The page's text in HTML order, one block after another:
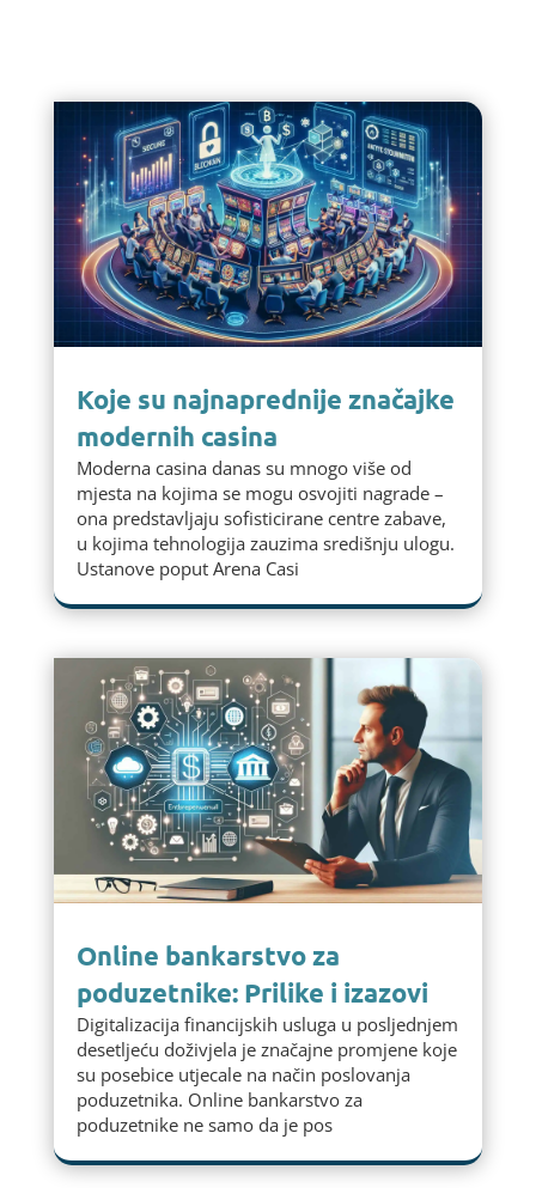
Koje su najnaprednije značajke
modernih casina
Moderna casina danas su mnogo više od
mjesta na kojima se mogu osvojiti nagrade –
ona predstavljaju sofisticirane centre zabave,
u kojima tehnologija zauzima središnju ulogu.
Ustanove poput Arena Casi
Online bankarstvo za
poduzetnike: Prilike i izazovi
Digitalizacija financijskih usluga u posljednjem
desetljeću doživjela je značajne promjene koje
su posebice utjecale na način poslovanja
poduzetnika. Online bankarstvo za
poduzetnike ne samo da je pos